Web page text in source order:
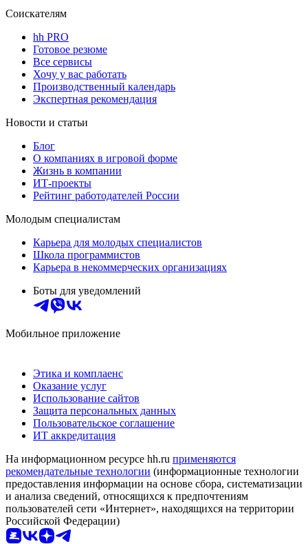
Соискателям
hh PRO
Готовое резюме
Все сервисы
Хочу у вас работать
Производственный календарь
Экспертная рекомендация
Новости и статьи
Блог
О компаниях в игровой форме
Жизнь в компании
ИТ-проекты
Рейтинг работодателей России
Молодым специалистам
Карьера для молодых специалистов
Школа программистов
Карьера в некоммерческих организациях
Боты для уведомлений
Мобильное приложение
Этика и комплаенс
Оказание услуг
Использование сайтов
Защита персональных данных
Пользовательское соглашение
ИТ аккредитация
На информационном ресурсе hh.ru применяются
рекомендательные технологии (информационные технологии
предоставления информации на основе сбора, систематизации
и анализа сведений, относящихся к предпочтениям
пользователей сети «Интернет», находящихся на территории
Российской Федерации)